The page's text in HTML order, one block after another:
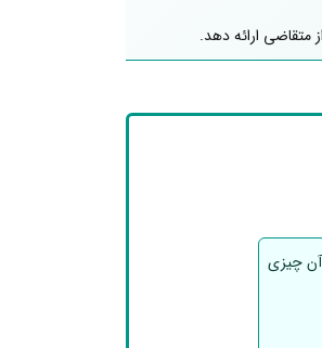
متقاضی ارائه دهد.
آن چیزی